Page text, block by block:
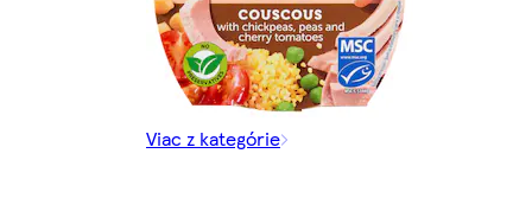
Viac z kategórie